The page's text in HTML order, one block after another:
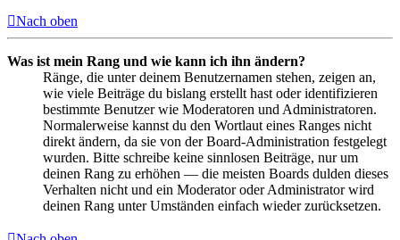
Nach oben
Was ist mein Rang und wie kann ich ihn ändern?
Ränge, die unter deinem Benutzernamen stehen, zeigen an,
wie viele Beiträge du bislang erstellt hast oder identifizieren
bestimmte Benutzer wie Moderatoren und Administratoren.
Normalerweise kannst du den Wortlaut eines Ranges nicht
direkt ändern, da sie von der Board-Administration festgelegt
wurden. Bitte schreibe keine sinnlosen Beiträge, nur um
deinen Rang zu erhöhen — die meisten Boards dulden dieses
Verhalten nicht und ein Moderator oder Administrator wird
deinen Rang unter Umständen einfach wieder zurücksetzen.